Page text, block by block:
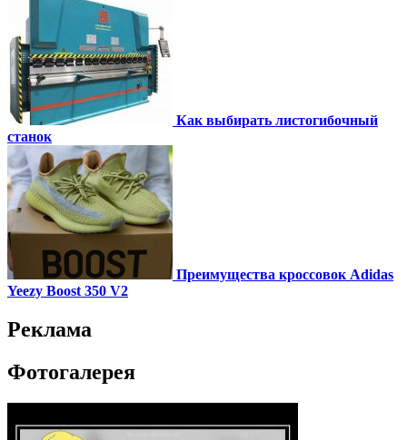
Как выбирать листогибочный
станок
Преимущества кроссовок Adidas
Yeezy Boost 350 V2
Реклама
Фотогалерея